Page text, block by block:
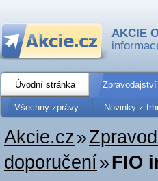
AKCIE
Úvodní stránka Zpravodajství
Všechny zprávy Novinky z
Akcie.cz»
doporučení»FIO